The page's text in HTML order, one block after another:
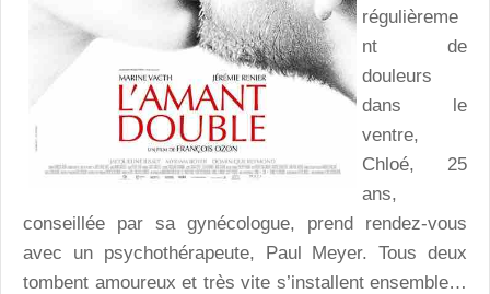
régulièreme
nt de
douleurs
dans le
ventre,
Chloé, 25
ans,
conseillée par sa gynécologue, prend rendez-vous
avec un psychothérapeute, Paul Meyer. Tous deux
tombent amoureux et très vite s’installent ensemble…